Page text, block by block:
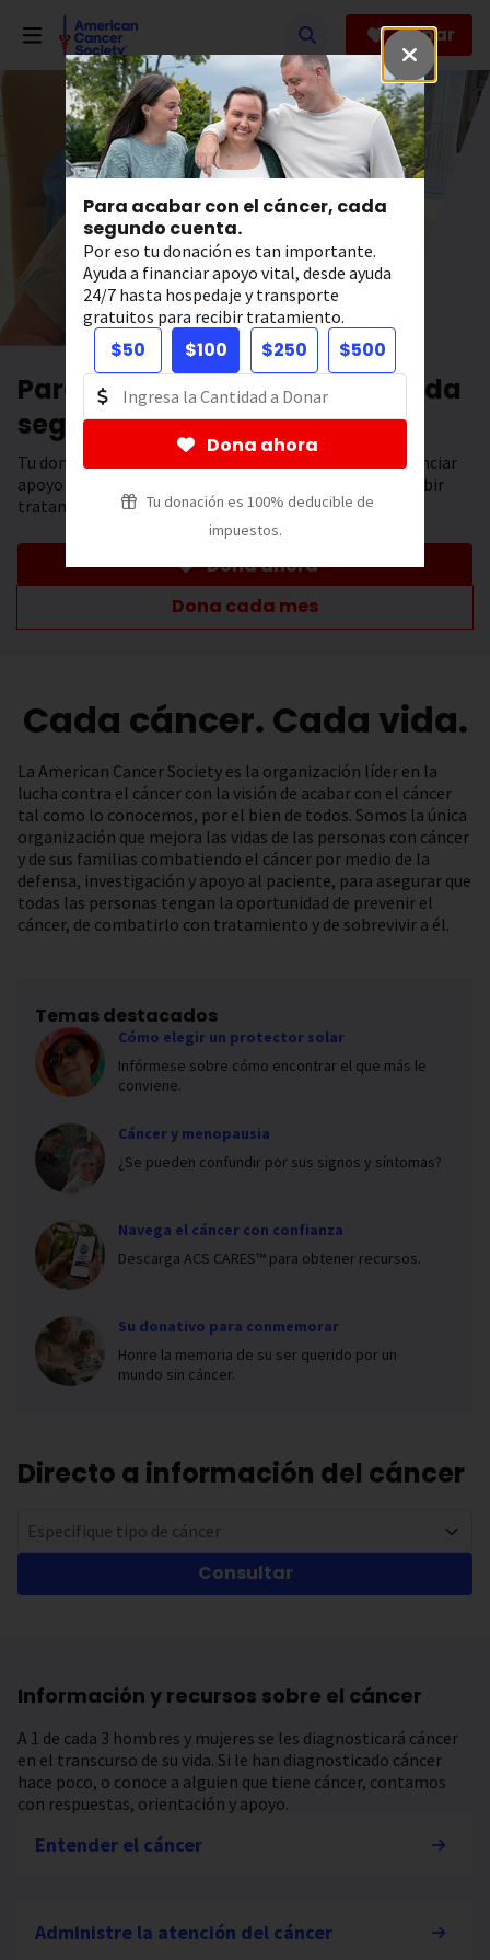
hacia
contenido
Para acabar con el cáncer, cada
segundo cuenta.
Por eso tu donación es tan importante.
Ayuda a financiar apoyo vital, desde ayuda
24/7 hasta hospedaje y transporte
gratuitos para recibir tratamiento.
$50 $100 $250 $500
Dona ahora
Tu donación es 100% deducible de
impuestos.
Donar
Para acabar con el cáncer, cada
segundo cuenta.
Tu donación tiene el poder de salvar vidas. Ayuda a financiar
apoyo 24/7, hospedaje y transporte gratuitos para recibir
tratamiento.
Dona ahora
Dona cada mes
Cada cáncer. Cada vida.
La American Cancer Society es la organización líder en la
lucha contra el cáncer con la visión de acabar con el cáncer
tal como lo conocemos, por el bien de todos. Somos la única
organización que mejora las vidas de las personas con cáncer
y de sus familias combatiendo el cáncer por medio de la
defensa, investigación y apoyo al paciente, para asegurar que
todas las personas tengan la oportunidad de prevenir el
cáncer, de combatirlo con tratamiento y de sobrevivir a él.
Temas destacados
Cómo elegir un protector solar
Infórmese sobre cómo encontrar el que más le
conviene.
Cáncer y menopausia
¿Se pueden confundir por sus signos y síntomas?
Navega el cáncer con confianza
Descarga ACS CARES™ para obtener recursos.
Su donativo para conmemorar
Honre la memoria de su ser querido por un
mundo sin cáncer.
Directo a información del cáncer
Especifique tipo de cáncer
Consultar
Información y recursos sobre el cáncer
A 1 de cada 3 hombres y mujeres se les diagnosticará cáncer
en el transcurso de su vida. Si le han diagnosticado cáncer
hace poco, o conoce a alguien que tiene cáncer, contamos
con respuestas, orientación y apoyo.
Entender el cáncer
Administre la atención del cáncer